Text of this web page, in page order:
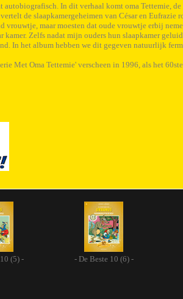
autobiografisch. In dit verhaal komt oma Tettemie,
de slaapkamergeheimen van César en Eufrazie
vrouwtje, maar moesten dat oude vrouwtje erbij
kamer. Zelfs nadat mijn ouders hun slaapkamer
In het album hebben we dit gegeven natuurlijk
Met Oma Tettemie' verscheen in 1996, als het
(5) - - De Beste 10 (6) -